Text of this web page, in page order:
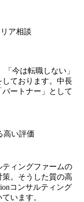
サルファーム経験
他領域にもチャレン
ファー ・現職ファー
プロモーションでき
のアサインｍｔｇで
にアサインしても
ジーに強い部隊がい
クライアントへ価
あればセールス中
に合わせた売り上
名⇒100名超、売上
％アップ）と急成
ァームのため優秀な
ストン・コンサルテ
member/ta
プロジェクトによる
が可能 100名規模に
グファームや総合
、白風寮と青風寮の2
方が入居可能で
者 ・自宅から勤務地
住宅手当： 本社の
件を満たす方には
は男性のみの入居と
宅手当を支給しま
員が契約し、規程で
： 採用時や転勤等
す。 2026年8月18日
応募をご検討され
定です。 ● 求人名
ニア(製造・生産工
ラス ・【砺波】半
生産工程の管理業務)
、顔出ししていた
ア相談
今は転職しない」
ております。中長
ートナー」として
高い評価
ィングファームの
。そうした質の高
コンサルティング
います。